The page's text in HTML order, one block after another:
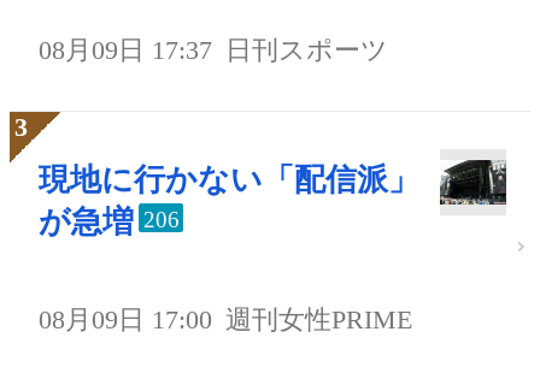
08月09日 17:37 日刊スポーツ
現地に行かない「配信派」
が急増 206
08月09日 17:00 週刊女性PRIME